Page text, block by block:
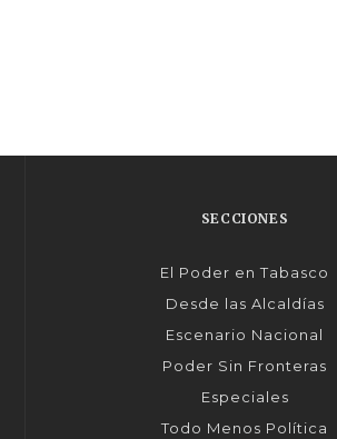
SECCIONES
El Poder en Tabasco
Desde las Alcaldías
Escenario Nacional
Poder Sin Fronteras
Especiales
Todo Menos Política